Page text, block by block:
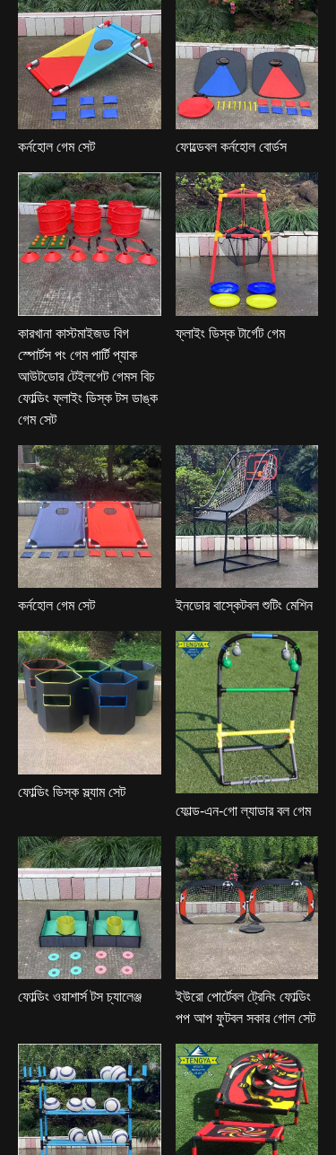
কর্নহোল গেম সেট ফোল্ডেবল কর্নহোল বোর্ডস
কারখানা কাস্টমাইজড বিগ
স্পোর্টস পং গেম পার্টি প্যাক
আউটডোর টেইলগেট গেমস বিচ
ফোল্ডিং ফ্লাইং ডিস্ক টস ডাঙ্ক
গেম সেট
ফ্লাইং ডিস্ক টার্গেট গেম
কর্নহোল গেম সেট ইনডোর বাস্কেটবল শুটিং মেশিন
ফোল্ডিং ডিস্ক স্ল্যাম সেট
ফোল্ড-এন-গো ল্যাডার বল গেম
ফোল্ডিং ওয়াশার্স টস চ্যালেঞ্জ
ইউরো পোর্টেবল ট্রেনিং ফোল্ডিং
পপ আপ ফুটবল সকার গোল সেট